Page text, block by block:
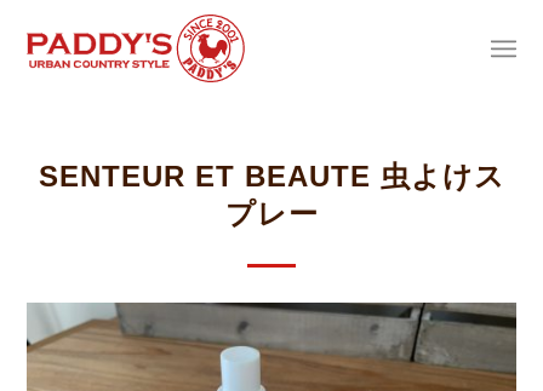
SENTEUR ET BEAUTE 虫よけス
プレー